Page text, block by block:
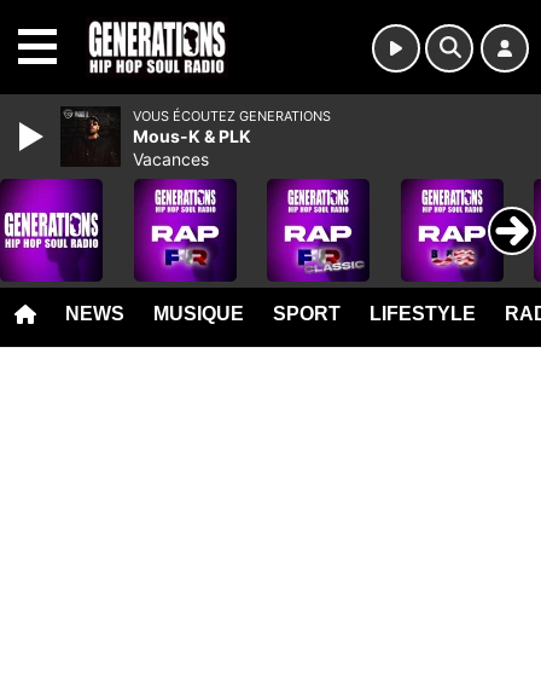
NEWS MUSIQUE SPORT LIFESTYLE
VOUS ÉCOUTEZ GENERATIONS
Mous-K & PLK
Vacances